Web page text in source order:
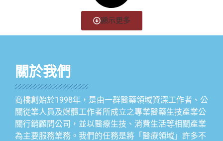
顯示更多
關於我們
商橋創始於1998年，是由一群醫藥領域資深工作者、公
關從業人員及媒體工作者所成立之專業醫藥生技產業公
關行銷顧問公司，並以醫療生技、消費生活等相關產業
為主要服務業務。我們的任務是將「醫療領域」許多不